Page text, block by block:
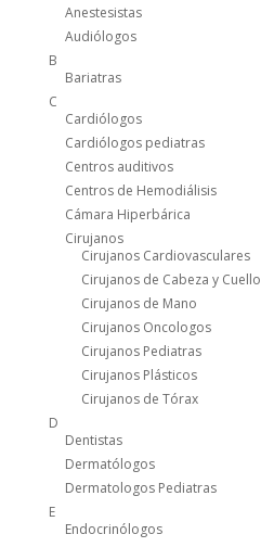
Anestesistas
Audiólogos
B
Bariatras
C
Cardiólogos
Cardiólogos pediatras
Centros auditivos
Centros de Hemodiálisis
Cámara Hiperbárica
Cirujanos
Cirujanos Cardiovasculares
Cirujanos de Cabeza y Cuello
Cirujanos de Mano
Cirujanos Oncologos
Cirujanos Pediatras
Cirujanos Plásticos
Cirujanos de Tórax
D
Dentistas
Dermatólogos
Dermatologos Pediatras
E
Endocrinólogos